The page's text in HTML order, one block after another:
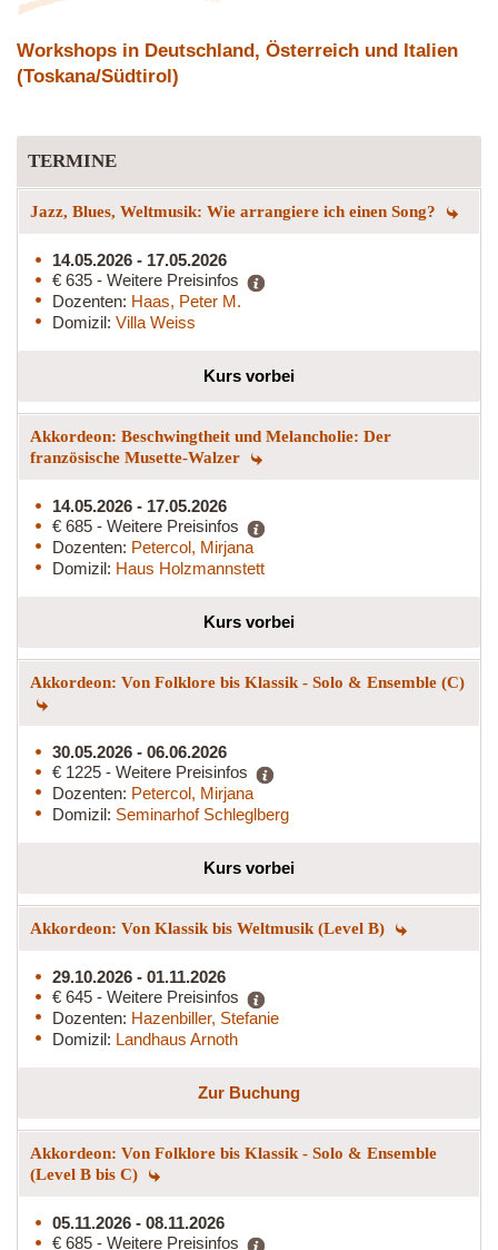
Workshops in Deutschland, Österreich und Italien
(Toskana/Südtirol)
TERMINE
Jazz, Blues, Weltmusik: Wie arrangiere ich einen Song?
14.05.2026 - 17.05.2026
€ 635 - Weitere Preisinfos
Dozenten: Haas, Peter M.
Domizil: Villa Weiss
Kurs vorbei
Akkordeon: Beschwingtheit und Melancholie: Der
französische Musette-Walzer
14.05.2026 - 17.05.2026
€ 685 - Weitere Preisinfos
Dozenten: Petercol, Mirjana
Domizil: Haus Holzmannstett
Kurs vorbei
Akkordeon: Von Folklore bis Klassik - Solo & Ensemble (C)
30.05.2026 - 06.06.2026
€ 1225 - Weitere Preisinfos
Dozenten: Petercol, Mirjana
Domizil: Seminarhof Schleglberg
Kurs vorbei
Akkordeon: Von Klassik bis Weltmusik (Level B)
29.10.2026 - 01.11.2026
€ 645 - Weitere Preisinfos
Dozenten: Hazenbiller, Stefanie
Domizil: Landhaus Arnoth
Zur Buchung
Akkordeon: Von Folklore bis Klassik - Solo & Ensemble
(Level B bis C)
05.11.2026 - 08.11.2026
€ 685 - Weitere Preisinfos